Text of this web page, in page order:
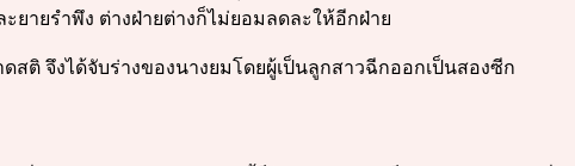
ยายรำพึง ต่างฝ่ายต่างก็ไม่ยอมลดละให้อีกฝ่าย
ติ จึงได้จับร่างของนางยมโดยผู้เป็นลูกสาวฉีกออกเป็นสองซีก